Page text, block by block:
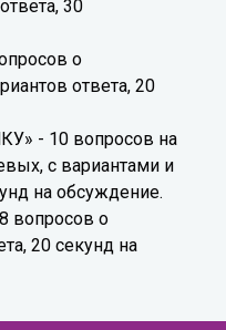
30
о
ответа, 20
- 10 вопросов на
с вариантами и
на обсуждение.
вопросов о
20 секунд на